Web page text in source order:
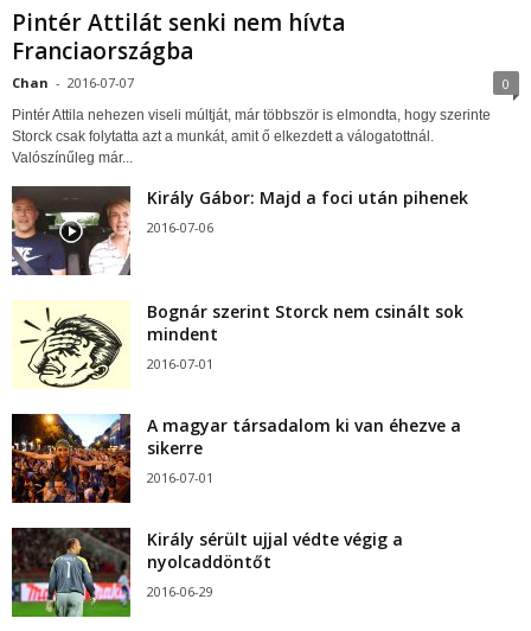
Pintér Attilát senki nem hívta
Franciaországba
Chan - 2016-07-07 0
Pintér Attila nehezen viseli múltját, már többször is elmondta, hogy szerinte
Storck csak folytatta azt a munkát, amit ő elkezdett a válogatottnál.
Valószínűleg már...
Király Gábor: Majd a foci után pihenek
2016-07-06
Bognár szerint Storck nem csinált sok
mindent
2016-07-01
A magyar társadalom ki van éhezve a
sikerre
2016-07-01
Király sérült ujjal védte végig a
nyolcaddöntőt
2016-06-29